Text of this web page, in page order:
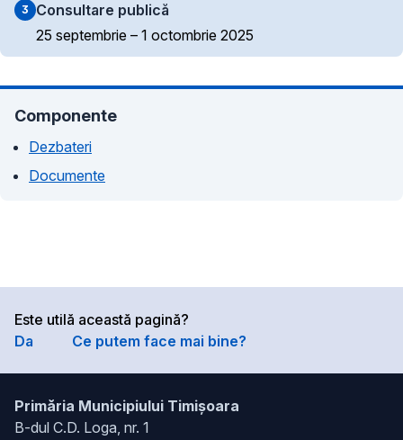
3
Consultare publică
25 septembrie – 1 octombrie 2025
Componente
Dezbateri
Documente
Este utilă această pagină?
Da
Ce putem face mai bine?
Primăria Municipiului Timișoara
B-dul C.D. Loga, nr. 1